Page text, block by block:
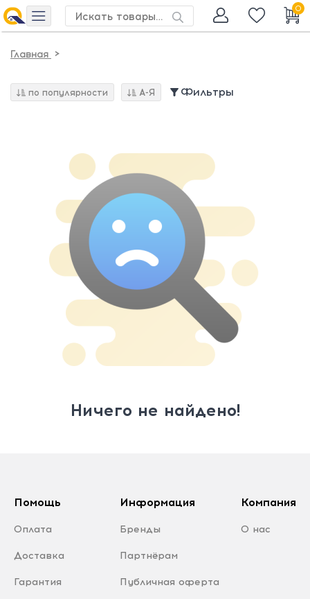
0
Главная >
по популярности А-Я Фильтры
Ничего не найдено!
Помощь
Оплата
Доставка
Гарантия
Информация
Бренды
Партнёрам
Публичная оферта
Компания
О нас